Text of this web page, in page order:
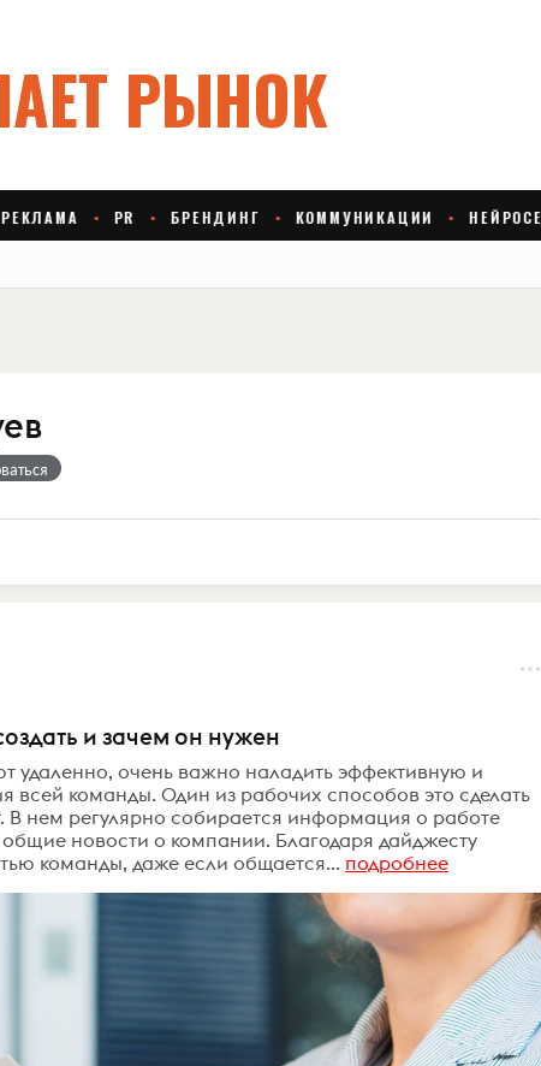
и зачем он нужен
удаленно, очень важно наладить эффективную и
команды. Один из рабочих способов это сделать
В нем регулярно собирается информация о работе
новости о компании. Благодаря дайджесту
команды, даже если общается... подробнее